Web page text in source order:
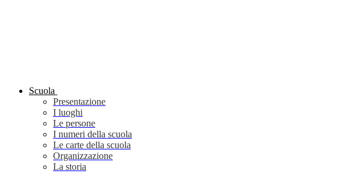
Scuola
Presentazione
I luoghi
Le persone
I numeri della scuola
Le carte della scuola
Organizzazione
La storia